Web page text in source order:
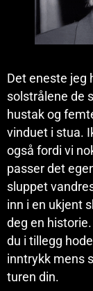
Det eneste jeg
solstrålene de
hustak og
vinduet i stua.
også fordi vi
passer det
sluppet
inn i en ukjent
deg en
du i tillegg
inntrykk mens
turen din.